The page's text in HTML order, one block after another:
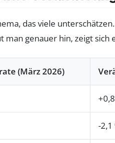
das viele
man genauer hin, zeigt sich
(März 2026)
-2,1